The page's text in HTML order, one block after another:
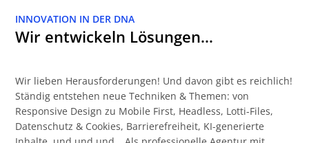
INNOVATION IN DER DNA
Wir entwickeln Lösungen…
Wir lieben Herausforderungen! Und davon gibt es reichlich!
Ständig entstehen neue Techniken & Themen: von
Responsive Design zu Mobile First, Headless, Lotti-Files,
Datenschutz & Cookies, Barrierefreiheit, KI-generierte